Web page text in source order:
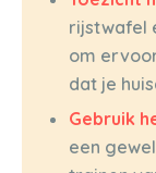
rijstwafel
om
dat je
Gebruik
een